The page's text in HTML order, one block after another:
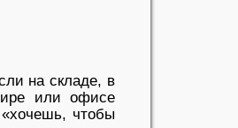
на складе, в
или офисе
чтобы